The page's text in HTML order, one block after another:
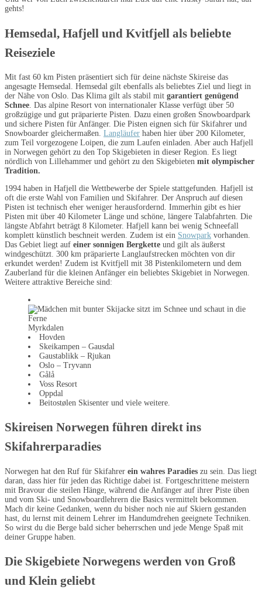
gehts!
Hemsedal, Hafjell und Kvitfjell als beliebte
Reiseziele
Mit fast 60 km Pisten präsentiert sich für deine nächste Skireise das
angesagte Hemsedal. Hemsedal gilt ebenfalls als beliebtes Ziel und liegt in
der Nähe von Oslo. Das Klima gilt als stabil mit garantiert genügend
Schnee. Das alpine Resort von internationaler Klasse verfügt über 50
großzügige und gut präparierte Pisten. Dazu einen großen Snowboardpark
und sichere Pisten für Anfänger. Die Pisten eignen sich für Skifahrer und
Snowboarder gleichermaßen. Langläufer haben hier über 200 Kilometer,
zum Teil vorgezogene Loipen, die zum Laufen einladen. Aber auch Hafjell
in Norwegen gehört zu den Top Skigebieten in dieser Region. Es liegt
nördlich von Lillehammer und gehört zu den Skigebieten mit olympischer
Tradition.
1994 haben in Hafjell die Wettbewerbe der Spiele stattgefunden. Hafjell ist
oft die erste Wahl von Familien und Skifahrer. Der Anspruch auf diesen
Pisten ist technisch eher weniger herausfordernd. Immerhin gibt es hier
Pisten mit über 40 Kilometer Länge und schöne, längere Talabfahrten. Die
längste Abfahrt beträgt 8 Kilometer. Hafjell kann bei wenig Schneefall
komplett künstlich beschneit werden. Zudem ist ein Snowpark vorhanden.
Das Gebiet liegt auf einer sonnigen Bergkette und gilt als äußerst
windgeschützt. 300 km präparierte Langlaufstrecken möchten von dir
erkundet werden! Zudem ist Kvitfjell mit 38 Pistenkilometern und dem
Zauberland für die kleinen Anfänger ein beliebtes Skigebiet in Norwegen.
Weitere attraktive Bereiche sind:
Myrkdalen
Hovden
Skeikampen – Gausdal
Gaustablikk – Rjukan
Oslo – Tryvann
Gålå
Voss Resort
Oppdal
Beitostølen Skisenter und viele weitere.
Skireisen Norwegen führen direkt ins
Skifahrerparadies
Norwegen hat den Ruf für Skifahrer ein wahres Paradies zu sein. Das liegt
daran, dass hier für jeden das Richtige dabei ist. Fortgeschrittene meistern
mit Bravour die steilen Hänge, während die Anfänger auf ihrer Piste üben
und vom Ski- und Snowboardlehrern die Basics vermittelt bekommen.
Mach dir keine Gedanken, wenn du bisher noch nie auf Skiern gestanden
hast, du lernst mit deinem Lehrer im Handumdrehen geeignete Techniken.
So wirst du die Berge bald sicher beherrschen und jede Menge Spaß mit
deiner Gruppe haben.
Die Skigebiete Norwegens werden von Groß
und Klein geliebt